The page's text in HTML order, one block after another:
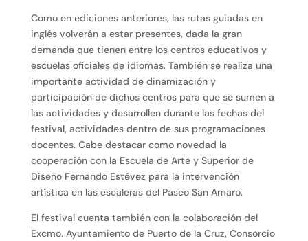
Como en ediciones anteriores, las rutas guiadas en
inglés volverán a estar presentes, dada la gran
demanda que tienen entre los centros educativos y
escuelas oficiales de idiomas. También se realiza una
importante actividad de dinamización y
participación de dichos centros para que se sumen a
las actividades y desarrollen durante las fechas del
festival, actividades dentro de sus programaciones
docentes. Cabe destacar como novedad la
cooperación con la Escuela de Arte y Superior de
Diseño Fernando Estévez para la intervención
artística en las escaleras del Paseo San Amaro.
El festival cuenta también con la colaboración del
Excmo. Ayuntamiento de Puerto de la Cruz, Consorcio